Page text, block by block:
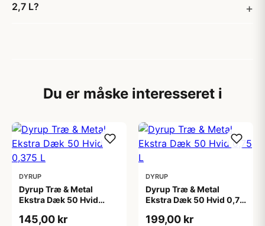
2,7 L?
Du er måske interesseret i
DYRUP
Dyrup Træ & Metal
Ekstra Dæk 50 Hvid
145,00 kr
DYRUP
Dyrup Træ & Metal
Ekstra Dæk 50 Hvid 0,75
199,00 kr